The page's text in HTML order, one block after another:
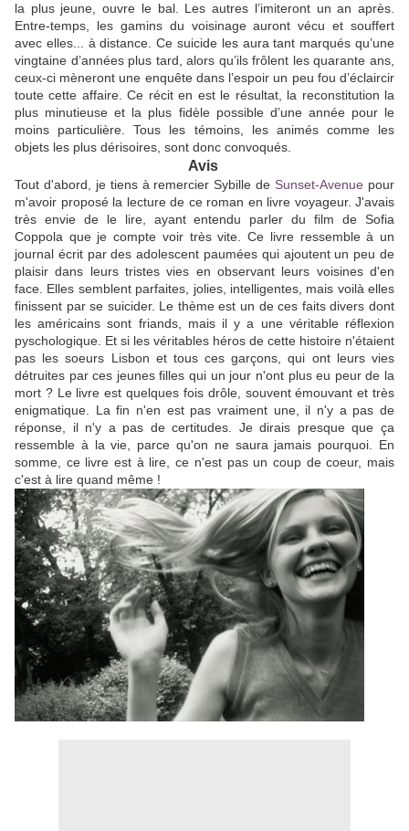
la plus jeune, ouvre le bal. Les autres l’imiteront un an après.
Entre-temps, les gamins du voisinage auront vécu et souffert
avec elles... à distance. Ce suicide les aura tant marqués qu’une
vingtaine d’années plus tard, alors qu’ils frôlent les quarante ans,
ceux-ci mèneront une enquête dans l’espoir un peu fou d’éclaircir
toute cette affaire. Ce récit en est le résultat, la reconstitution la
plus minutieuse et la plus fidèle possible d’une année pour le
moins particulière. Tous les témoins, les animés comme les
objets les plus dérisoires, sont donc convoqués.
Avis
Tout d'abord, je tiens à remercier Sybille de Sunset-Avenue pour
m'avoir proposé la lecture de ce roman en livre voyageur. J'avais
très envie de le lire, ayant entendu parler du film de Sofia
Coppola que je compte voir très vite. Ce livre ressemble à un
journal écrit par des adolescent paumées qui ajoutent un peu de
plaisir dans leurs tristes vies en observant leurs voisines d'en
face. Elles semblent parfaites, jolies, intelligentes, mais voilà elles
finissent par se suicider. Le thème est un de ces faits divers dont
les américains sont friands, mais il y a une véritable réflexion
pyschologique. Et si les véritables héros de cette histoire n'étaient
pas les soeurs Lisbon et tous ces garçons, qui ont leurs vies
détruites par ces jeunes filles qui un jour n'ont plus eu peur de la
mort ? Le livre est quelques fois drôle, souvent émouvant et très
enigmatique. La fin n'en est pas vraiment une, il n'y a pas de
réponse, il n'y a pas de certitudes. Je dirais presque que ça
ressemble à la vie, parce qu'on ne saura jamais pourquoi. En
somme, ce livre est à lire, ce n'est pas un coup de coeur, mais
c'est à lire quand même !